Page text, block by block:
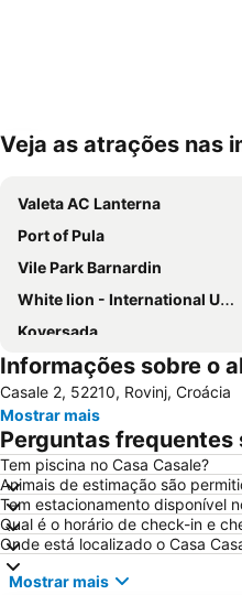
Ampliar mapa
Veja as atrações nas
Valeta AC Lanterna
Port of Pula
Vile Park Barnardin
White lion - International Uderwater Film and Photo Festival
Koversada
Laguna
Krka Strunjan
Informações sobre o
Casale 2, 52210, Rovinj, Croácia
Mostrar mais
Perguntas frequentes
Tem piscina no Casa Casale?
Animais de estimação são
Tem estacionamento disponível
Qual é o horário de check-in e
Onde está localizado o Casa
Mostrar mais